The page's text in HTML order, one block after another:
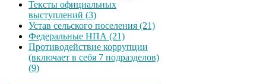
Тексты официальных
выступлений (3)
Устав сельского поселения (21)
Федеральные НПА (21)
Противодействие коррупции
(включает в себя 7 подразделов)
(9)